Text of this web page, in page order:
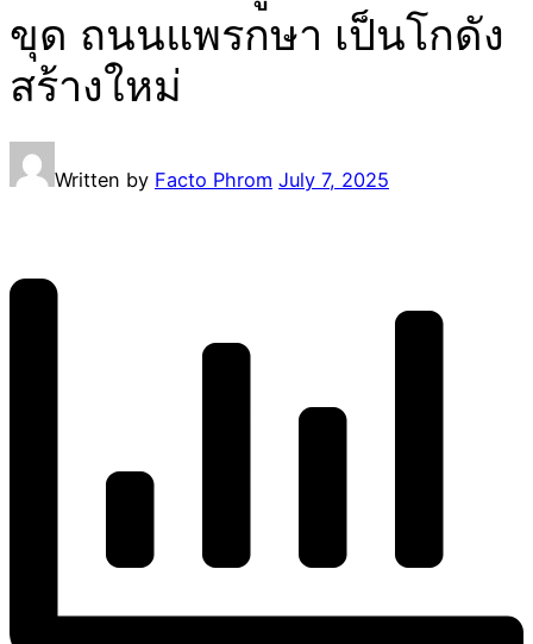
ขุด ถนนแพรกษา เป็นโกดัง
สร้างใหม่
Written by Facto Phrom July 7, 2025